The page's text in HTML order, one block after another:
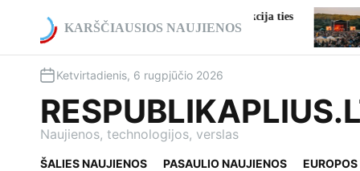
KARŠČIAUSIOS NAUJIENOS
rekonstrukcija ties
pakeitimai
Gargždai atšventė 773-iąjį
kultūros ir istorijos iki įspūdingų
Ketvirtadienis, 6 rugpjūčio 2026
Naujienos, technologijos, verslas
ŠALIES NAUJIENOS PASAULIO NAUJIENOS